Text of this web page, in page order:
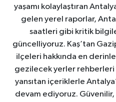
yaşamı kolaylaştıran
gelen yerel raporlar,
saatleri gibi kritik
güncelliyoruz. Kaş’tan
ilçeleri hakkında en
gezilecek yerler rehberleri
yansıtan içeriklerle
devam ediyoruz. Güvenilir,